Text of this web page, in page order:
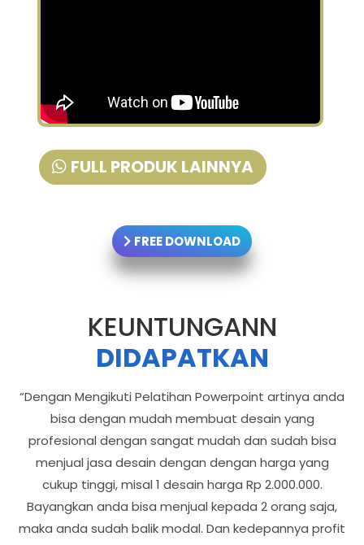
FULL PRODUK LAINNYA
FREE DOWNLOAD
KEUNTUNGANN
DIDAPATKAN
“Dengan Mengikuti Pelatihan Powerpoint artinya anda
bisa dengan mudah membuat desain yang
profesional dengan sangat mudah dan sudah bisa
menjual jasa desain dengan dengan harga yang
cukup tinggi, misal 1 desain harga Rp 2.000.000.
Bayangkan anda bisa menjual kepada 2 orang saja,
maka anda sudah balik modal. Dan kedepannya profit